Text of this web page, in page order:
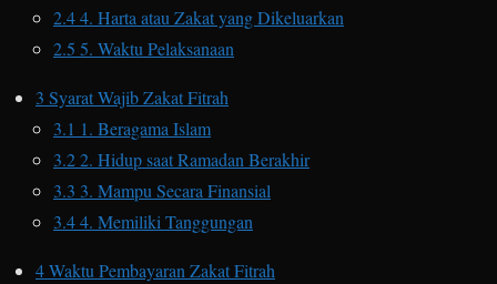
2.44. Harta atau Zakat yang Dikeluarkan
2.5 5. Waktu Pelaksanaan
3 Syarat Wajib Zakat Fitrah
3.1 1. Beragama Islam
3.22. Hidup saat Ramadan Berakhir
3.3 3. Mampu Secara Finansial
3.44. Memiliki Tanggungan
4Waktu Pembayaran Zakat Fitrah